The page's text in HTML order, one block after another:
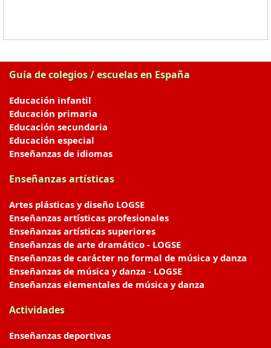
Guía de colegios / escuelas en España
Educación infantil
Educación primaria
Educación secundaria
Educación especial
Enseñanzas de idiomas
Enseñanzas artísticas
Artes plásticas y diseño LOGSE
Enseñanzas artísticas profesionales
Enseñanzas artísticas superiores
Enseñanzas de arte dramático - LOGSE
Enseñanzas de carácter no formal de música y danza
Enseñanzas de música y danza - LOGSE
Enseñanzas elementales de música y danza
Actividades
Enseñanzas deportivas